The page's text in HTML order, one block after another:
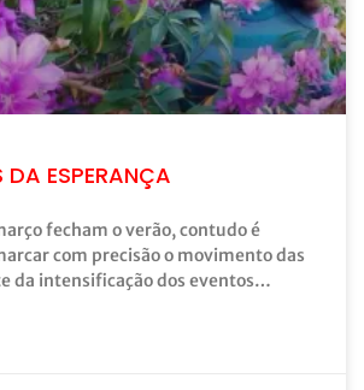
ESPERANÇA
fecham o verão, contudo é
com precisão o movimento das
da intensificação dos eventos…